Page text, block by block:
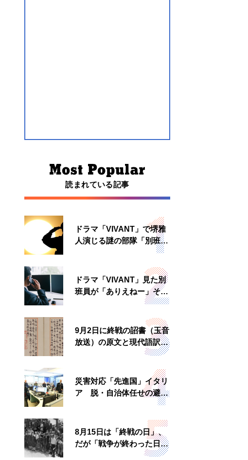
読まれている記事
ドラマ「VIVANT」で堺雅
人演じる謎の部隊「別班」
は実在する？内情知る人物
ドラマ「VIVANT」見た別
班員が「ありえねー」その
理由とは 非公然組織ゆえ
9月2日に終戦の詔書（玉音
放送）の原文と現代語訳を
読む もう一つの「終戦の
災害対応「先進国」イタリ
ア 脱・自治体任せの避難
所運営、被災者への温かい
8月15日は「終戦の日」、
だが「戦争が終わった日」
は国によって異なる？